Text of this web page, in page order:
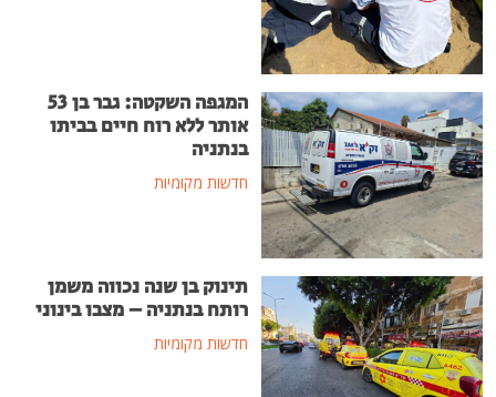
המגפה השקטה: גבר בן 53
אותר ללא רוח חיים בביתו
בנתניה
חדשות מקומיות
תינוק בן שנה נכווה משמן
רותח בנתניה – מצבו בינוני
חדשות מקומיות